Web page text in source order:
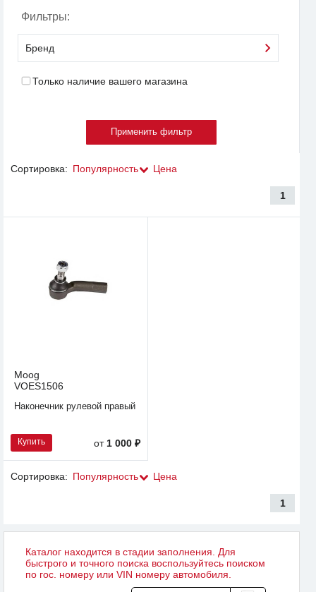
Фильтры:
Бренд
Только наличие вашего магазина
Сортировка: Популярность Цена
1
Moog
VOES1506
Наконечник рулевой правый
Купить от1 000 ₽
Сортировка: Популярность Цена
1
Каталог находится в стадии заполнения. Для
быстрого и точного поиска воспользуйтесь поиском
по гос. номеру или VIN номеру автомобиля.